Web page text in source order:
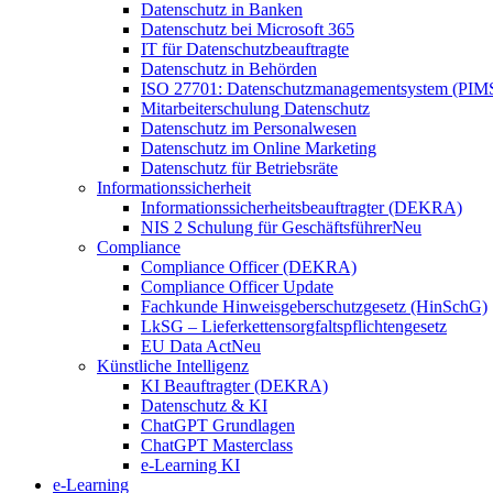
Datenschutz in Banken
Datenschutz bei Microsoft 365
IT für Datenschutzbeauftragte
Datenschutz in Behörden
ISO 27701: Datenschutzmanagementsystem
Mitarbeiterschulung Datenschutz
Datenschutz im Personalwesen
Datenschutz im Online Marketing
Datenschutz für Betriebsräte
Informationssicherheit
Informationssicherheitsbeauftragter (DEKRA)
NIS 2 Schulung für GeschäftsführerNeu
Compliance
Compliance Officer (DEKRA)
Compliance Officer Update
Fachkunde Hinweisgeberschutzgesetz (HinSchG)
LkSG – Lieferkettensorgfaltspflichtengesetz
EU Data ActNeu
Künstliche Intelligenz
KI Beauftragter (DEKRA)
Datenschutz & KI
ChatGPT Grundlagen
ChatGPT Masterclass
e-Learning KI
e-Learning